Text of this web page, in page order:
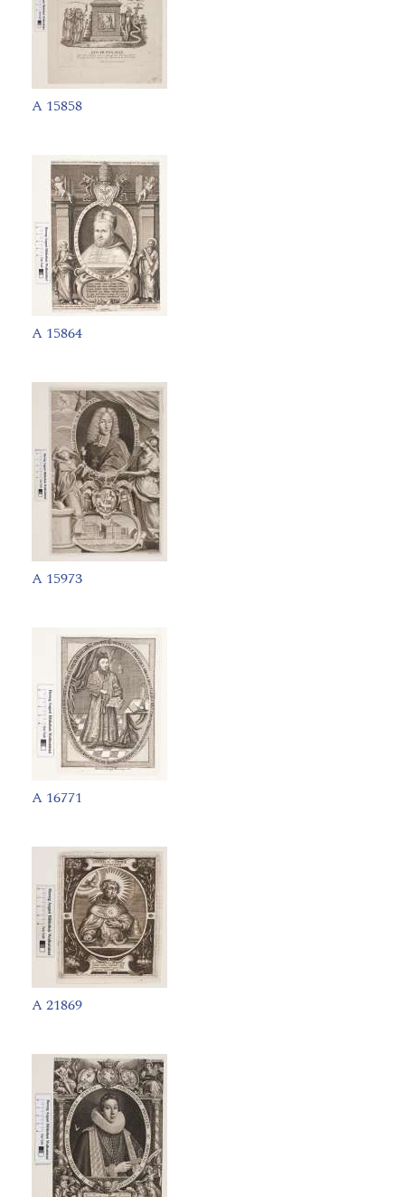
A 15858
A 15864
A 15973
A 16771
A 21869